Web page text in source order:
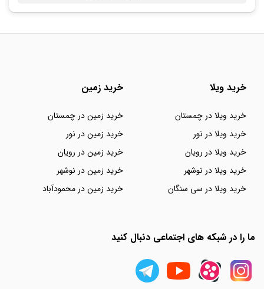
خرید ویلا
خرید ویلا در چمستان
خرید ویلا در نور
خرید ویلا در رویان
خرید ویلا در نوشهر
خرید ویلا در سی سنگان
خرید زمین
خرید زمین در چمستان
خرید زمین در نور
خرید زمین در رویان
خرید زمین در نوشهر
خرید زمین در محمودآباد
ما را در شبکه های اجتماعی دنبال کنید